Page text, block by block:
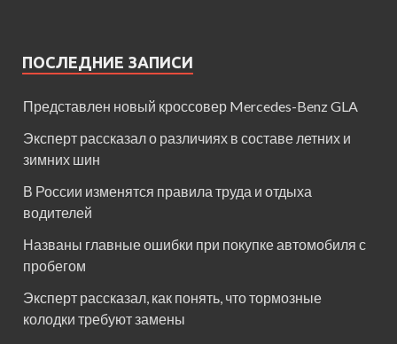
ПОСЛЕДНИЕ ЗАПИСИ
Представлен новый кроссовер Mercedes-Benz GLA
Эксперт рассказал о различиях в составе летних и
зимних шин
В России изменятся правила труда и отдыха
водителей
Названы главные ошибки при покупке автомобиля с
пробегом
Эксперт рассказал, как понять, что тормозные
колодки требуют замены